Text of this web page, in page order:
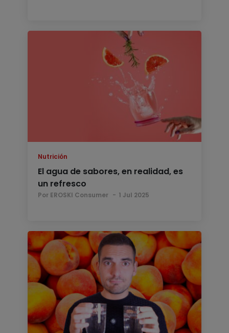
Nutrición
El agua de sabores, en realidad, es
un refresco
Por EROSKI Consumer 1 Jul 2025